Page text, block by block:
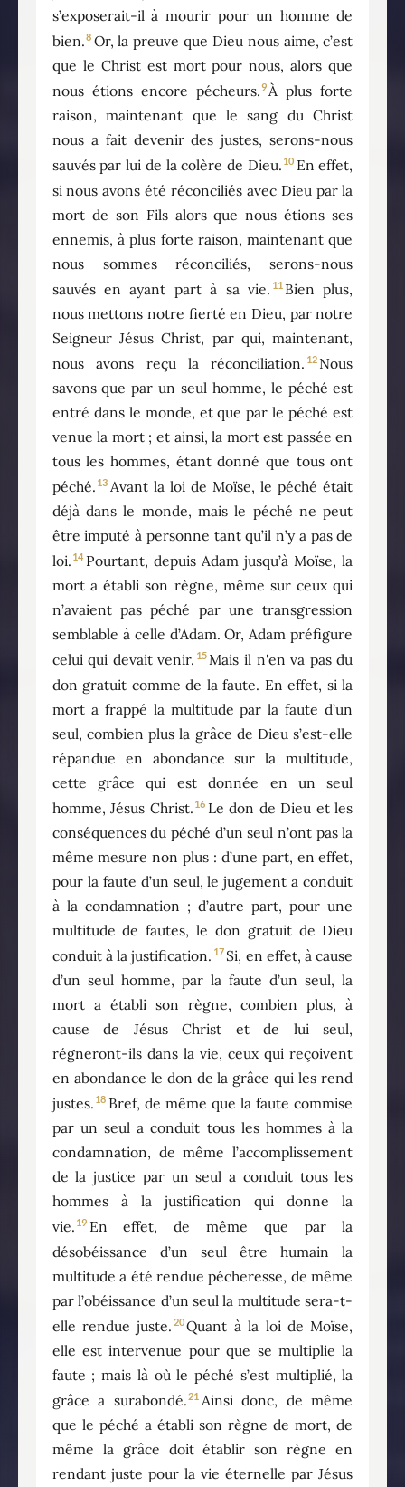
s’exposerait-il à mourir pour un homme de
bien.8 Or, la preuve que Dieu nous aime, c’est
que le Christ est mort pour nous, alors que
nous étions encore pécheurs.9À plus forte
raison, maintenant que le sang du Christ
nous a fait devenir des justes, serons-nous
sauvés par lui de la colère de Dieu. 10 En effet,
si nous avons été réconciliés avec Dieu par la
mort de son Fils alors que nous étions ses
ennemis, à plus forte raison, maintenant que
nous sommes réconciliés, serons-nous
sauvés en ayant part à sa vie. 11 Bien plus,
nous mettons notre fierté en Dieu, par notre
Seigneur Jésus Christ, par qui, maintenant,
nous avons reçu la réconciliation. 12 Nous
savons que par un seul homme, le péché est
entré dans le monde, et que par le péché est
venue la mort ; et ainsi, la mort est passée en
tous les hommes, étant donné que tous ont
péché. 13 Avant la loi de Moïse, le péché était
déjà dans le monde, mais le péché ne peut
être imputé à personne tant qu’il n’y a pas de
loi. 14 Pourtant, depuis Adam jusqu’à Moïse, la
mort a établi son règne, même sur ceux qui
n’avaient pas péché par une transgression
semblable à celle d’Adam. Or, Adam préfigure
celui qui devait venir. 15Mais il n'en va pas du
don gratuit comme de la faute. En effet, si la
mort a frappé la multitude par la faute d’un
seul, combien plus la grâce de Dieu s’est-elle
répandue en abondance sur la multitude,
cette grâce qui est donnée en un seul
homme, Jésus Christ. 16 Le don de Dieu et les
conséquences du péché d’un seul n’ont pas la
même mesure non plus : d’une part, en effet,
pour la faute d’un seul, le jugement a conduit
à la condamnation ; d’autre part, pour une
multitude de fautes, le don gratuit de Dieu
conduit à la justification. 17 Si, en effet, à cause
d’un seul homme, par la faute d’un seul, la
mort a établi son règne, combien plus, à
cause de Jésus Christ et de lui seul,
régneront-ils dans la vie, ceux qui reçoivent
en abondance le don de la grâce qui les rend
justes. 18 Bref, de même que la faute commise
par un seul a conduit tous les hommes à la
condamnation, de même l’accomplissement
de la justice par un seul a conduit tous les
hommes à la justification qui donne la
vie. 19 En effet, de même que par la
désobéissance d’un seul être humain la
multitude a été rendue pécheresse, de même
par l’obéissance d’un seul la multitude sera-t-
elle rendue juste. 20Quant à la loi de Moïse,
elle est intervenue pour que se multiplie la
faute ; mais là où le péché s’est multiplié, la
grâce a surabondé.21 Ainsi donc, de même
que le péché a établi son règne de mort, de
même la grâce doit établir son règne en
rendant juste pour la vie éternelle par Jésus